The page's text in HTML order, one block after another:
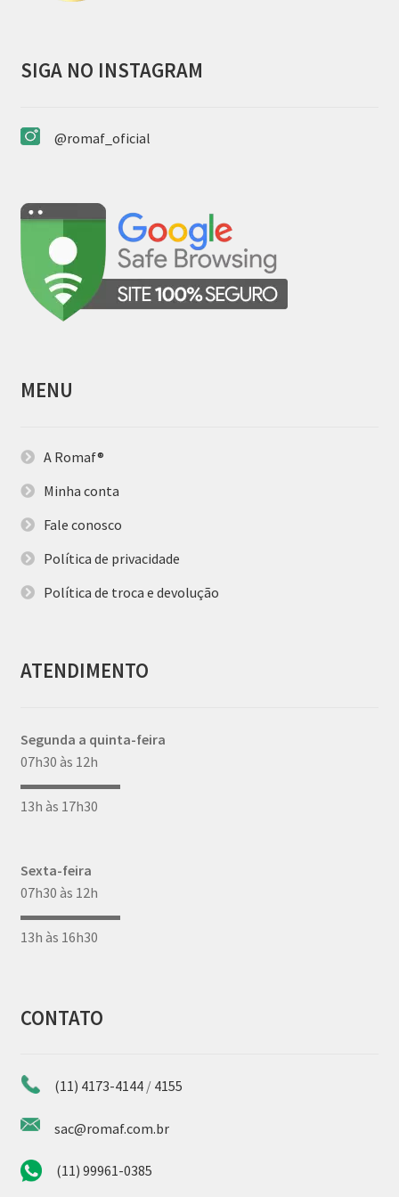
SIGA NO INSTAGRAM
@romaf_oficial
MENU
A Romaf®
Minha conta
Fale conosco
Política de privacidade
Política de troca e devolução
ATENDIMENTO
Segunda a quinta-feira
07h30 às 12h
▬▬▬▬▬▬▬
13h às 17h30
Sexta-feira
07h30 às 12h
▬▬▬▬▬▬▬
13h às 16h30
CONTATO
(11) 4173-4144/ 4155
sac@romaf.com.br
(11) 99961-0385